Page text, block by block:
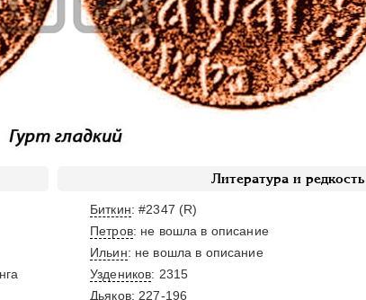
Литература и редкость
Биткин: #2347 (R)
Петров: не вошла в описание
Ильин: не вошла в описание
Уздеников: 2315
Дьяков: 227-196